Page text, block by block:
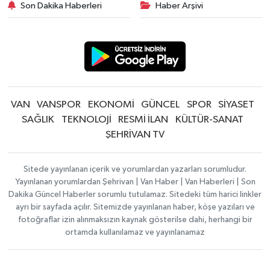
Son Dakika Haberleri Haber Arşivi
VAN VANSPOR EKONOMİ GÜNCEL SPOR
SİYASET
SAĞLIK
TEKNOLOJİ RESMİ İLAN
KÜLTÜR-SANAT
ŞEHRİVAN TV
Sitede yayınlanan içerik ve yorumlardan yazarları sorumludur.
Yayınlanan yorumlardan Şehrivan | Van Haber | Van Haberleri | Son
Dakika Güncel Haberler sorumlu tutulamaz. Sitedeki tüm harici linkler
ayrı bir sayfada açılır. Sitemizde yayınlanan haber, köşe yazıları ve
fotoğraflar izin alınmaksızın kaynak gösterilse dahi, herhangi bir
ortamda kullanılamaz ve yayınlanamaz